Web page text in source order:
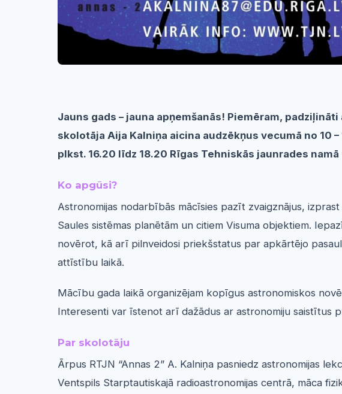
Jauns gads – jauna apņemšanās! Piemēram,
skolotāja Aija Kalniņa aicina audzēkņus vecumā no 10
plkst. 16.20 līdz 18.20 Rīgas Tehniskās jaunrades namā
Ko apgūsi?
Astronomijas nodarbībās mācīsies pazīt zvaigznājus,
Saules sistēmas planētām un citiem Visuma objektiem.
novērot, kā arī pilnveidosi priekšstatus par apkārtējo
attīstību laikā.
Mācību gada laikā organizējam kopīgus astronomiskos
Interesenti var īstenot arī dažādus ar astronomiju saistītus
Par skolotāju
Ārpus RTJN “Annas 2” A. Kalniņa pasniedz astronomijas
Ventspils Starptautiskajā radioastronomijas centrā, māca